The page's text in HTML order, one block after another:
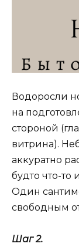
Водоросли
на
стороной
витрина).
аккуратно
будто что-
Один
свободным
Шаг 2.